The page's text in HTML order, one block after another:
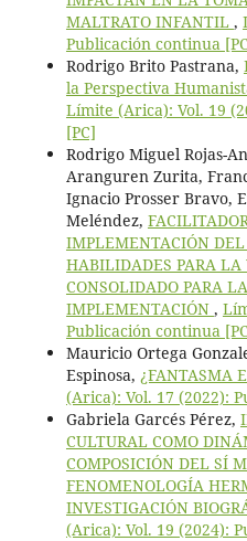
MALTRATO INFANTIL ,
Publicación continua
Rodrigo Brito Pastrana,
la Perspectiva
Límite (Arica): Vol. 19
[PC]
Rodrigo Miguel Rojas-
Aranguren Zurita,
Ignacio Prosser Bravo,
Meléndez,
IMPLEMENTACIÓN
HABILIDADES PARA LA
CONSOLIDADO PARA
IMPLEMENTACIÓN ,
Publicación continua
Mauricio Ortega
Espinosa, ¿FANTASMA
(Arica): Vol. 17 (2022):
Gabriela Garcés Pérez,
CULTURAL COMO
COMPOSICIÓN DEL SÍ
FENOMENOLOGÍA
INVESTIGACIÓN
(Arica): Vol. 19 (2024):